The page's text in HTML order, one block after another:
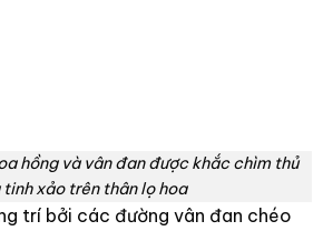
hồng và vân đan được khắc chìm thủ
xảo trên thân lọ hoa
trí bởi các đường vân đan chéo